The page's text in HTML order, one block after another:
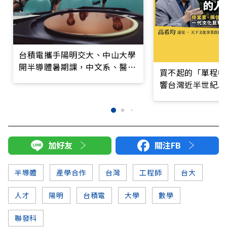
台積電攜手陽明交大、中山大學
開半導體暑期課，中文系、醫學
買不起的「單程
響台灣近半世紀
加好友 關注FB
半導體 產學合作 台灣 工程師 台大
人才 陽明 台積電 大學 數學
聯發科